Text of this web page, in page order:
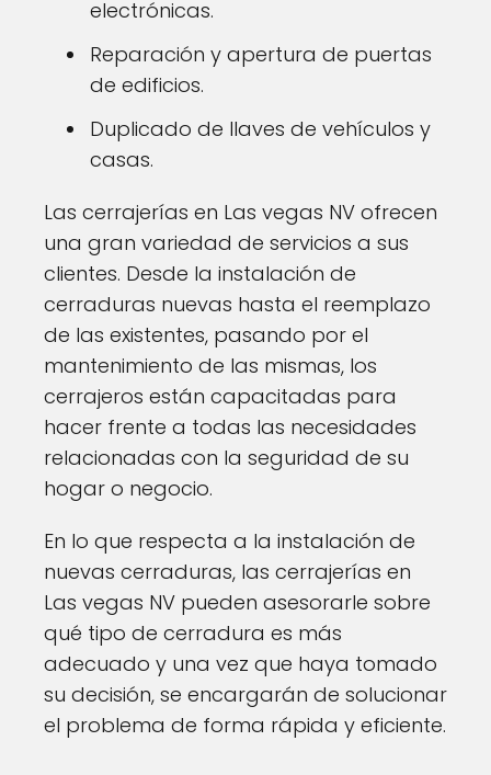
electrónicas.
Reparación y apertura de puertas
de edificios.
Duplicado de llaves de vehículos y
casas.
Las cerrajerías en Las vegas NV ofrecen
una gran variedad de servicios a sus
clientes. Desde la instalación de
cerraduras nuevas hasta el reemplazo
de las existentes, pasando por el
mantenimiento de las mismas, los
cerrajeros están capacitadas para
hacer frente a todas las necesidades
relacionadas con la seguridad de su
hogar o negocio.
En lo que respecta a la instalación de
nuevas cerraduras, las cerrajerías en
Las vegas NV pueden asesorarle sobre
qué tipo de cerradura es más
adecuado y una vez que haya tomado
su decisión, se encargarán de solucionar
el problema de forma rápida y eficiente.